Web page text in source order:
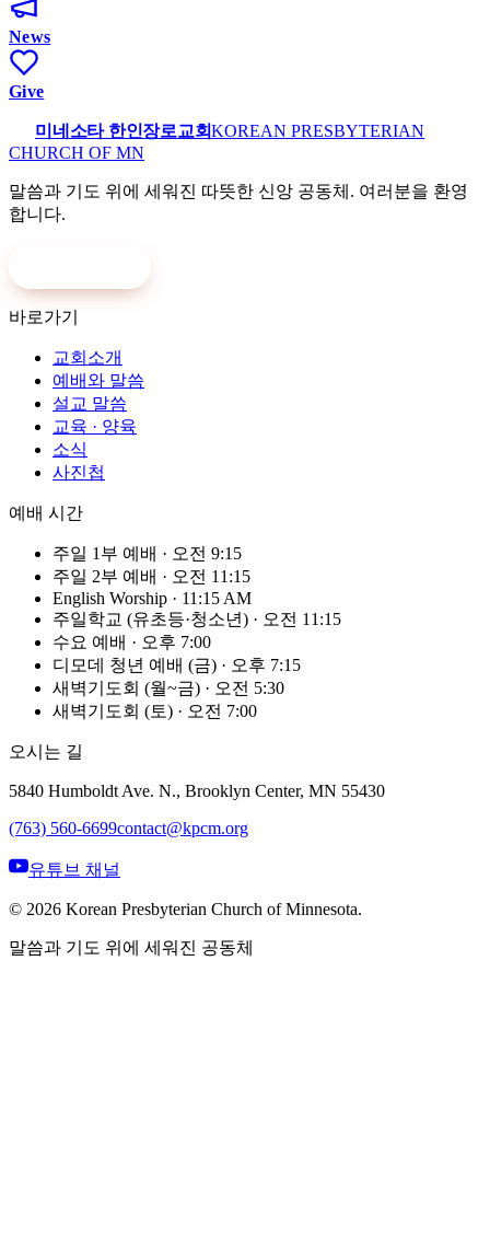
News
Give
미네소타 한인장로교회KOREAN PRESBYTERIAN
CHURCH OF MN
말씀과 기도 위에 세워진 따뜻한 신앙 공동체. 여러분을 환영
합니다.
바로가기
교회소개
예배와 말씀
설교 말씀
교육 · 양육
소식
사진첩
예배 시간
주일 1부 예배 · 오전 9:15
주일 2부 예배 · 오전 11:15
English Worship · 11:15 AM
주일학교 (유초등·청소년) · 오전 11:15
수요 예배 · 오후 7:00
디모데 청년 예배 (금) · 오후 7:15
새벽기도회 (월~금) · 오전 5:30
새벽기도회 (토) · 오전 7:00
오시는 길
5840 Humboldt Ave. N., Brooklyn Center, MN 55430
(763) 560-6699contact@kpcm.org
유튜브 채널
© 2026 Korean Presbyterian Church of Minnesota.
말씀과 기도 위에 세워진 공동체